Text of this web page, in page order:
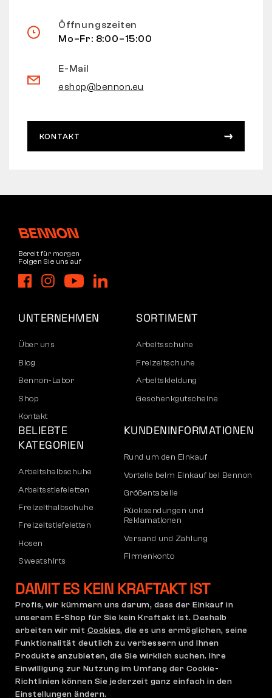
Öffnungszeiten
Mo–Fr: 8:00–15:00
E-Mail
eshop@bennon.eu
KONTAKT
Bereit für morgen
Folgen Sie uns auf
UNTERNEHMEN
Über uns
Blog
Bennon-Labor
Shop
Kontakt
SORTIMENT
Arbeitsschuhe
Freizeitschuhe
Arbeitskleidung
Geschenkgutscheine
BELIEBTE
KATEGORIEN
Arbeitshalbschuhe
Arbeitsstiefeletten
Freizeithalbschuhe
Freizeitstiefeletten
Hosen
Sweatshirts
KUNDENINFORMATIONEN
Rund um den Einkauf
Vorteile beim Einkauf bei Bennon
Größentabelle
Rücksendungen und
Reklamationen
Versand und Zahlung
Firmenkonto
Reklamation und Garantie
Allgemeine
Geschäftsbedingungen
(AGB)
Reklamationsrichtlinie
Cookie-Einstellungen Datenschutzerklärung
DAMIT ES KEIN KRAFTAKT IST
Profis, wir kümmern uns darum, dass der Einkauf in
unserem E-Shop für Sie kein Kraftakt ist. Deshalb
arbeiten wir mit Cookies, die es uns ermöglichen, seine
Funktionalität deutlich zu verbessern und Ihnen
Produkte anzubieten, die Sie wirklich suchen. Ihre
Einwilligung zur Nutzung im Umfang der Cookie-
Richtlinien können Sie jederzeit ganz einfach in den
Einstellungen ändern.